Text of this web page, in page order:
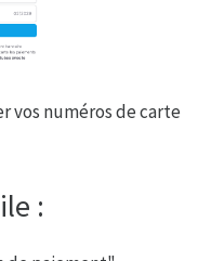
vos numéros de carte
: